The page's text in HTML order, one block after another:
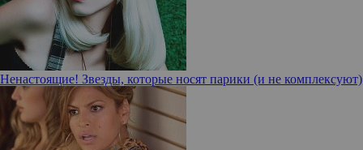
Ненастоящие! Звезды, которые носят парики (и не комплексуют)